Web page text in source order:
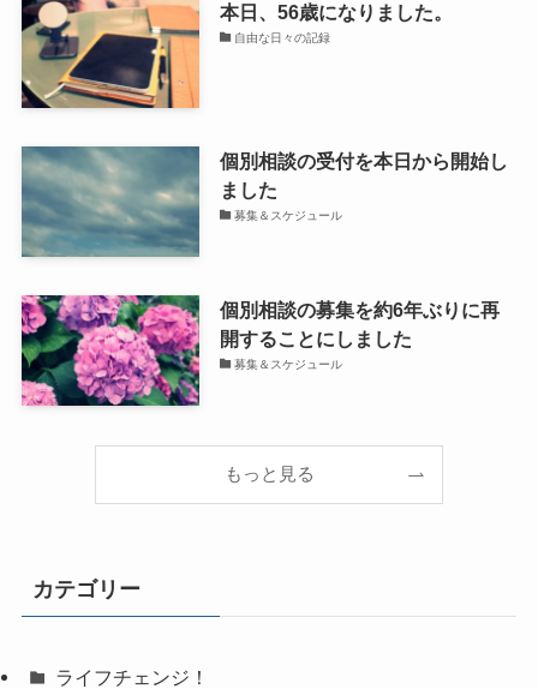
本日、56歳になりました。
自由な日々の記録
個別相談の受付を本日から開始し
ました
募集＆スケジュール
個別相談の募集を約6年ぶりに再
開することにしました
募集＆スケジュール
もっと見る
カテゴリー
ライフチェンジ！